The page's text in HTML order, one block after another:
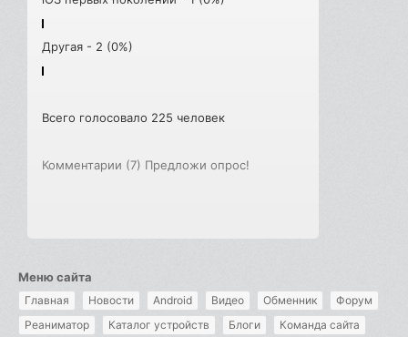
Другая - 2 (0%)
Всего голосовало 225 человек
Комментарии (7) Предложи опрос!
Меню сайта
Главная Новости Android Видео Обменник
Форум
Реаниматор
Каталог устройств Блоги Команда сайта